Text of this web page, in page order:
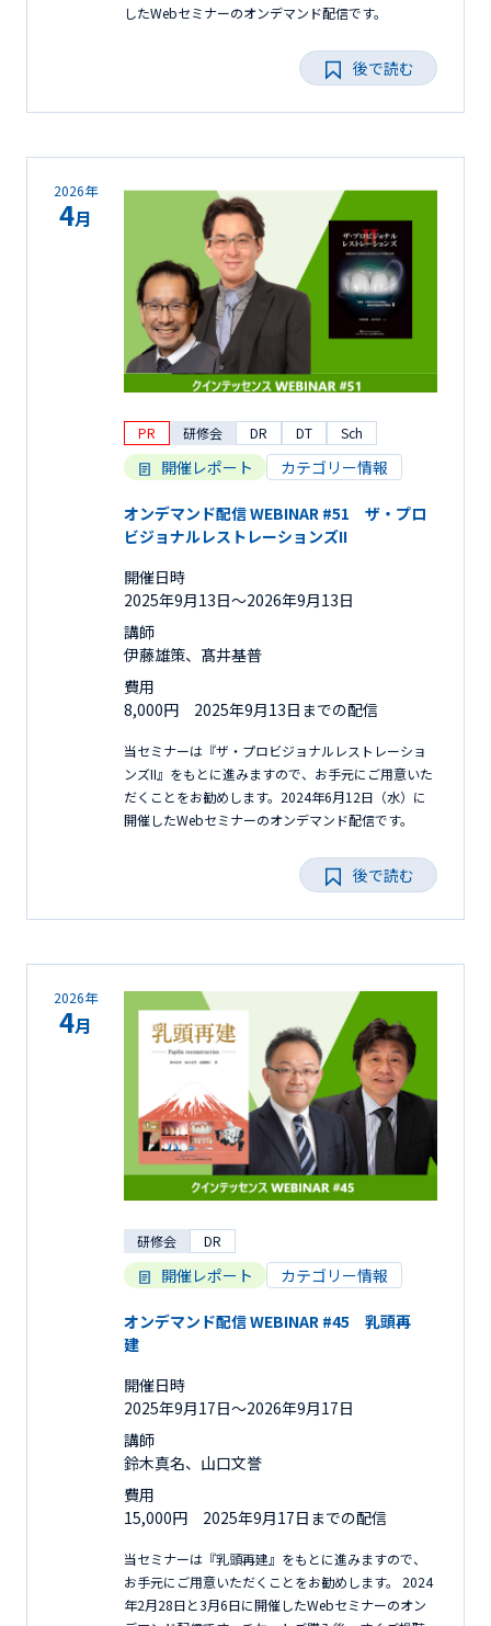
したWebセミナーのオンデマンド配信です。
後で読む
2026年
4月
PR 研修会 DR DT Sch
開催レポート カテゴリー情報
オンデマンド配信 WEBINAR #51 ザ・プロ
ビジョナルレストレーションズII
開催日時
2025年9月13日〜2026年9月13日
講師
伊藤雄策、髙井基普
費用
8,000円 2025年9月13日までの配信
当セミナーは『ザ・プロビジョナルレストレーショ
ンズII』をもとに進みますので、お手元にご用意いた
だくことをお勧めします。2024年6月12日（水）に
開催したWebセミナーのオンデマンド配信です。
後で読む
2026年
4月
研修会 DR
開催レポート カテゴリー情報
オンデマンド配信 WEBINAR #45 乳頭再
建
開催日時
2025年9月17日〜2026年9月17日
講師
鈴木真名、山口文誉
費用
15,000円 2025年9月17日までの配信
当セミナーは『乳頭再建』をもとに進みますので、
お手元にご用意いただくことをお勧めします。 2024
年2月28日と3月6日に開催したWebセミナーのオン